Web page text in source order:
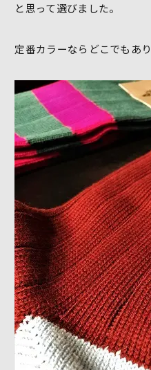
と思って選びました。
定番カラーならどこでもあ